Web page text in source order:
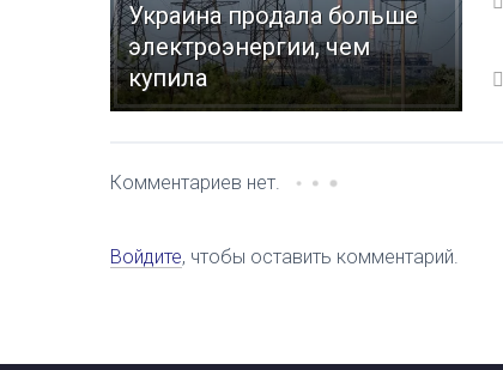
Украина продала больше
электроэнергии, чем
купила
Комментариев нет.
Войдите, чтобы оставить комментарий.